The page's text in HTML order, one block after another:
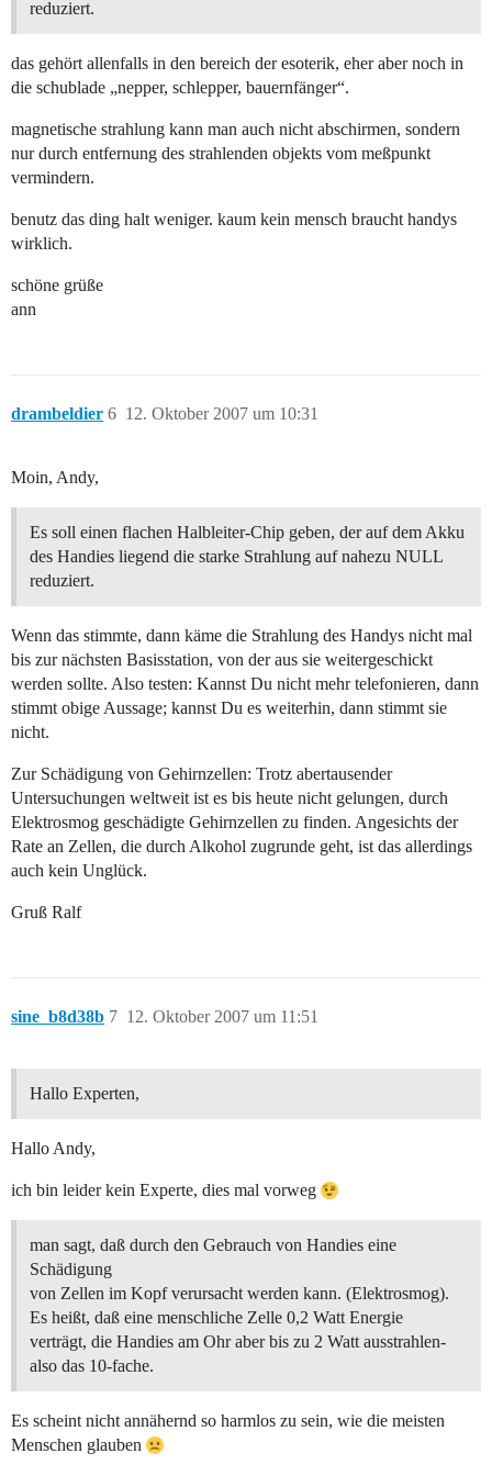
reduziert.
das gehört allenfalls in den bereich der esoterik, eher aber noch in
die schublade „nepper, schlepper, bauernfänger“.
magnetische strahlung kann man auch nicht abschirmen, sondern
nur durch entfernung des strahlenden objekts vom meßpunkt
vermindern.
benutz das ding halt weniger. kaum kein mensch braucht handys
wirklich.
schöne grüße
ann
drambeldier 12. Oktober 2007 um 10:31
6
Moin, Andy,
Es soll einen flachen Halbleiter-Chip geben, der auf dem Akku
des Handies liegend die starke Strahlung auf nahezu NULL
reduziert.
Wenn das stimmte, dann käme die Strahlung des Handys nicht mal
bis zur nächsten Basisstation, von der aus sie weitergeschickt
werden sollte. Also testen: Kannst Du nicht mehr telefonieren, dann
stimmt obige Aussage; kannst Du es weiterhin, dann stimmt sie
nicht.
Zur Schädigung von Gehirnzellen: Trotz abertausender
Untersuchungen weltweit ist es bis heute nicht gelungen, durch
Elektrosmog geschädigte Gehirnzellen zu finden. Angesichts der
Rate an Zellen, die durch Alkohol zugrunde geht, ist das allerdings
auch kein Unglück.
Gruß Ralf
sine_b8d38b 12. Oktober 2007 um 11:51
7
Hallo Experten,
Hallo Andy,
ich bin leider kein Experte, dies mal vorweg
man sagt, daß durch den Gebrauch von Handies eine
Schädigung
von Zellen im Kopf verursacht werden kann. (Elektrosmog).
Es heißt, daß eine menschliche Zelle 0,2 Watt Energie
verträgt, die Handies am Ohr aber bis zu 2 Watt ausstrahlen-
also das 10-fache.
Es scheint nicht annähernd so harmlos zu sein, wie die meisten
Menschen glauben